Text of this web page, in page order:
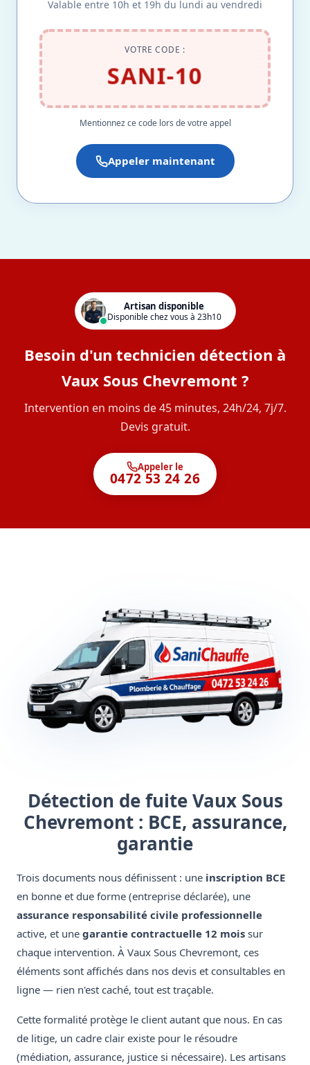
Valable entre 10h et 19h du lundi au vendredi
VOTRE CODE :
SANI-10
Mentionnez ce code lors de votre appel
Appeler maintenant
Artisan disponible
Disponible chez vous à 23h10
Besoin d'un technicien détection à
Vaux Sous Chevremont ?
Intervention en moins de 45 minutes, 24h/24, 7j/7.
Devis gratuit.
Appeler le
0472 53 24 26
Détection de fuite Vaux Sous
Chevremont : BCE, assurance,
garantie
Trois documents nous définissent : une inscription BCE
en bonne et due forme (entreprise déclarée), une
assurance responsabilité civile professionnelle
active, et une garantie contractuelle 12 mois sur
chaque intervention. À Vaux Sous Chevremont, ces
éléments sont affichés dans nos devis et consultables en
ligne — rien n'est caché, tout est traçable.
Cette formalité protège le client autant que nous. En cas
de litige, un cadre clair existe pour le résoudre
(médiation, assurance, justice si nécessaire). Les artisans